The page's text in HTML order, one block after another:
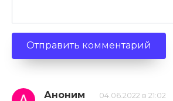
Аноним 04.06.2022 в 21:02